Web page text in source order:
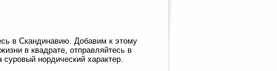
в Скандинавию. Добавим к этому
в квадрате, отправляйтесь в
нордический характер.